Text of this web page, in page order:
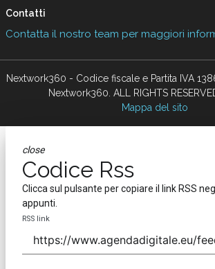
Contatti
Contatta il nostro team per maggiori
Nextwork360 - Codice fiscale e Partita IVA
Nextwork360. ALL RIGHTS
Mappa del sito
close
Codice Rss
Clicca sul pulsante per copiare il link RSS
appunti.
RSS link